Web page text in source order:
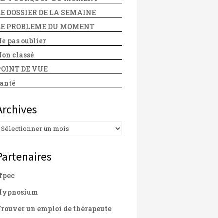
DOSSIER DE LA SEMAINE
PROBLEME DU MOMENT
pas oublier
classé
DE VUE
un emploi de thérapeute